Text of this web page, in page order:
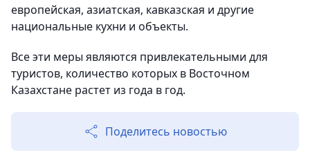
европейская, азиатская, кавказская и другие
национальные кухни и объекты.
Все эти меры являются привлекательными для
туристов, количество которых в Восточном
Казахстане растет из года в год.
Поделитесь новостью